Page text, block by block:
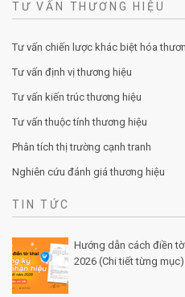
TƯ VẤN THƯƠNG HIỆU
Tư vấn chiến lược khác biệt hóa
Tư vấn định vị thương hiệu
Tư vấn kiến trúc thương hiệu
Tư vấn thuộc tính thương hiệu
Phân tích thị trường cạnh tranh
Nghiên cứu đánh giá thương hiệu
TIN TỨC
Hướng dẫn cách điền
2026 (Chi tiết từng mục)